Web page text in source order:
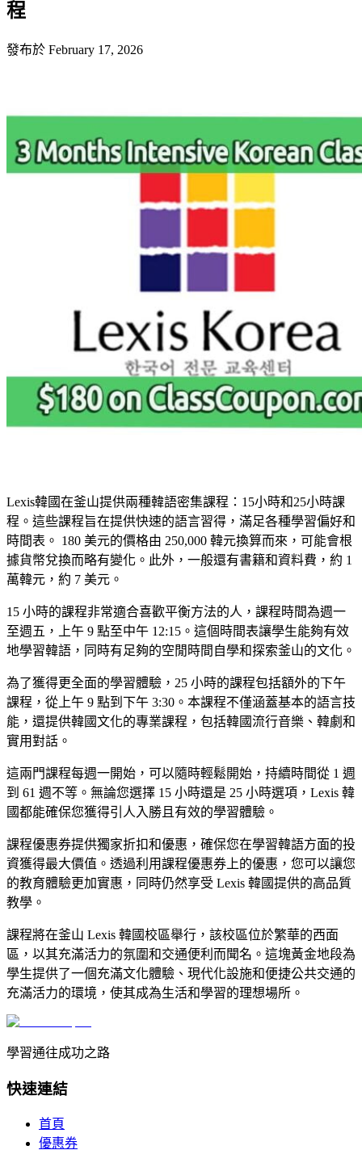
程
發布於 February 17, 2026
Lexis韓國在釜山提供兩種韓語密集課程：15小時和25小時課
程。這些課程旨在提供快速的語言習得，滿足各種學習偏好和
時間表。 180 美元的價格由 250,000 韓元換算而來，可能會根
據貨幣兌換而略有變化。此外，一般還有書籍和資料費，約 1
萬韓元，約 7 美元。
15 小時的課程非常適合喜歡平衡方法的人，課程時間為週一
至週五，上午 9 點至中午 12:15。這個時間表讓學生能夠有效
地學習韓語，同時有足夠的空閒時間自學和探索釜山的文化。
為了獲得更全面的學習體驗，25 小時的課程包括額外的下午
課程，從上午 9 點到下午 3:30。本課程不僅涵蓋基本的語言技
能，還提供韓國文化的專業課程，包括韓國流行音樂、韓劇和
實用對話。
這兩門課程每週一開始，可以隨時輕鬆開始，持續時間從 1 週
到 61 週不等。無論您選擇 15 小時還是 25 小時選項，Lexis 韓
國都能確保您獲得引人入勝且有效的學習體驗。
課程優惠券提供獨家折扣和優惠，確保您在學習韓語方面的投
資獲得最大價值。透過利用課程優惠券上的優惠，您可以讓您
的教育體驗更加實惠，同時仍然享受 Lexis 韓國提供的高品質
教學。
課程將在釜山 Lexis 韓國校區舉行，該校區位於繁華的西面
區，以其充滿活力的氛圍和交通便利而聞名。這塊黃金地段為
學生提供了一個充滿文化體驗、現代化設施和便捷公共交通的
充滿活力的環境，使其成為生活和學習的理想場所。
學習通往成功之路
快速連結
首頁
優惠券